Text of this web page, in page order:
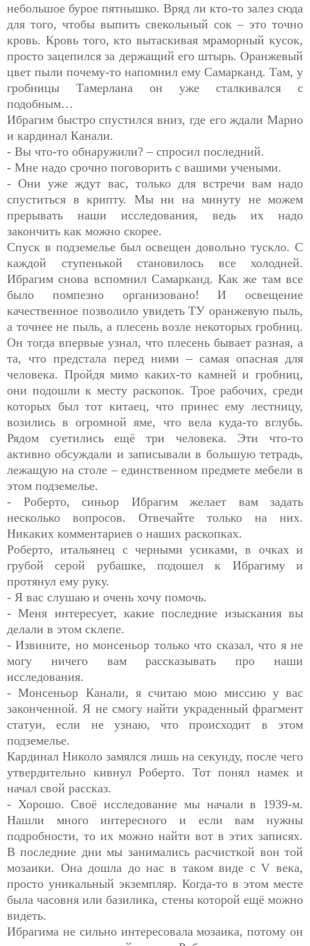
небольшое бурое пятнышко. Вряд ли кто-то залез сюда
для того, чтобы выпить свекольный сок – это точно
кровь. Кровь того, кто вытаскивая мраморный кусок,
просто зацепился за держащий его штырь. Оранжевый
цвет пыли почему-то напомнил ему Самарканд. Там, у
гробницы Тамерлана он уже сталкивался с
подобным…
Ибрагим быстро спустился вниз, где его ждали Марио
и кардинал Канали.
- Вы что-то обнаружили? – спросил последний.
- Мне надо срочно поговорить с вашими учеными.
- Они уже ждут вас, только для встречи вам надо
спуститься в крипту. Мы ни на минуту не можем
прерывать наши исследования, ведь их надо
закончить как можно скорее.
Спуск в подземелье был освещен довольно тускло. С
каждой ступенькой становилось все холодней.
Ибрагим снова вспомнил Самарканд. Как же там все
было помпезно организовано! И освещение
качественное позволило увидеть ТУ оранжевую пыль,
а точнее не пыль, а плесень возле некоторых гробниц.
Он тогда впервые узнал, что плесень бывает разная, а
та, что предстала перед ними – самая опасная для
человека. Пройдя мимо каких-то камней и гробниц,
они подошли к месту раскопок. Трое рабочих, среди
которых был тот китаец, что принес ему лестницу,
возились в огромной яме, что вела куда-то вглубь.
Рядом суетились ещё три человека. Эти что-то
активно обсуждали и записывали в большую тетрадь,
лежащую на столе – единственном предмете мебели в
этом подземелье.
- Роберто, синьор Ибрагим желает вам задать
несколько вопросов. Отвечайте только на них.
Никаких комментариев о наших раскопках.
Роберто, итальянец с черными усиками, в очках и
грубой серой рубашке, подошел к Ибрагиму и
протянул ему руку.
- Я вас слушаю и очень хочу помочь.
- Меня интересует, какие последние изыскания вы
делали в этом склепе.
- Извините, но монсеньор только что сказал, что я не
могу ничего вам рассказывать про наши
исследования.
- Монсеньор Канали, я считаю мою миссию у вас
законченной. Я не смогу найти украденный фрагмент
статуи, если не узнаю, что происходит в этом
подземелье.
Кардинал Николо замялся лишь на секунду, после чего
утвердительно кивнул Роберто. Тот понял намек и
начал свой рассказ.
- Хорошо. Своё исследование мы начали в 1939-м.
Нашли много интересного и если вам нужны
подробности, то их можно найти вот в этих записях.
В последние дни мы занимались расчисткой вон той
мозаики. Она дошла до нас в таком виде с V века,
просто уникальный экземпляр. Когда-то в этом месте
была часовня или базилика, стены которой ещё можно
видеть.
Ибрагима не сильно интересовала мозаика, потому он